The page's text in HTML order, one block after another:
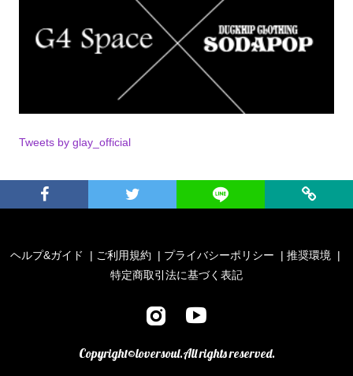
Tweets by glay_official
ヘルプ&ガイド ご利用規約 プライバシーポリシー
推奨環境
特定商取引法に基づく表記
Copyright©︎loversoul.All rights reserved.